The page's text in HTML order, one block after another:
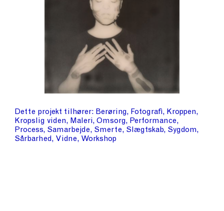
Dette projekt tilhører Berøring Fotografi
Kroppen
Kropslig viden
Maleri Omsorg
Performance
Process Samarbejde Smerte Slægtskab Sygdom
Sårbarhed
Vidne Workshop